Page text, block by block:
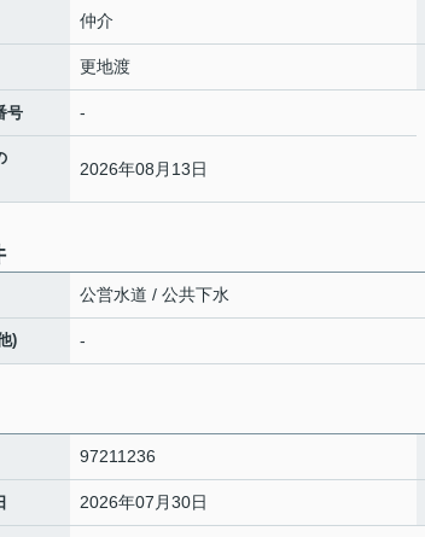
仲介
更地渡
号 -
2026年08月13日
公営水道 / 公共下水
) -
97211236
2026年07月30日